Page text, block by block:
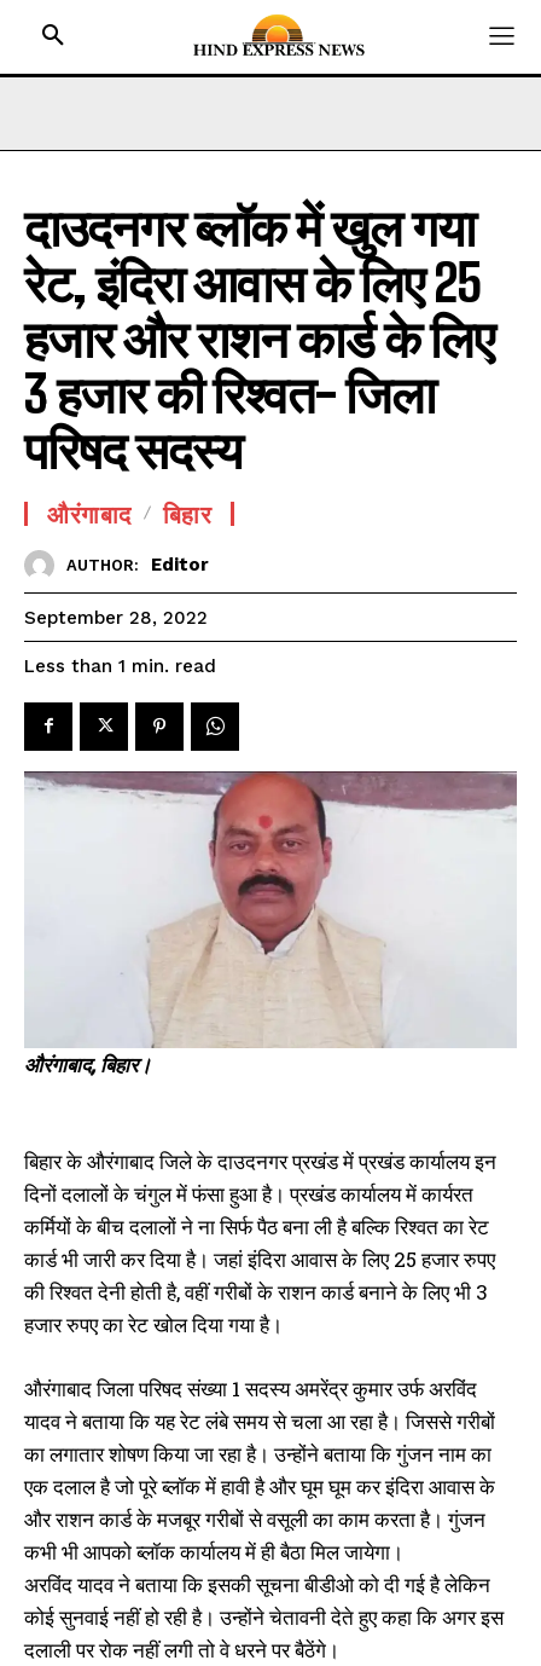
HOME
BIHAR
JHARKHAND
UTTAR PRADESH
MADHYA PRADESH
INTERNATIONAL
NATIONAL NEWS
CRIME NEWS
SPORTS NEWS
TECH NEWS
TOURISM NEWS
SEE PRICING
नए राशन कार्ड के लिए जल्द जमा करें
In "औरंगाबाद"
जमीन मामले में हो रहे भ्रष्टाचार पर
की मांग
May 22, 2025
दाउदनगर ब्लॉक में खुल गया
रेट, इंदिरा आवास के लिए 25
हजार और राशन कार्ड के लिए
3 हजार की रिश्वत- जिला
परिषद सदस्य
औरंगाबाद बिहार
AUTHOR: Editor
September 28, 2022
Less than 1 min. read
औरंगाबाद, बिहार।
बिहार के औरंगाबाद जिले के दाउदनगर प्रखंड में प्रखंड कार्यालय इन
दिनों दलालों के चंगुल में फंसा हुआ है। प्रखंड कार्यालय में कार्यरत
कर्मियों के बीच दलालों ने ना सिर्फ पैठ बना ली है बल्कि रिश्वत का रेट
कार्ड भी जारी कर दिया है। जहां इंदिरा आवास के लिए 25 हजार रुपए
की रिश्वत देनी होती है, वहीं गरीबों के राशन कार्ड बनाने के लिए भी 3
हजार रुपए का रेट खोल दिया गया है।
औरंगाबाद जिला परिषद संख्या 1 सदस्य अमरेंद्र कुमार उर्फ अरविंद
यादव ने बताया कि यह रेट लंबे समय से चला आ रहा है। जिससे गरीबों
का लगातार शोषण किया जा रहा है। उन्होंने बताया कि गुंजन नाम का
एक दलाल है जो पूरे ब्लॉक में हावी है और घूम घूम कर इंदिरा आवास के
और राशन कार्ड के मजबूर गरीबों से वसूली का काम करता है। गुंजन
कभी भी आपको ब्लॉक कार्यालय में ही बैठा मिल जायेगा।
अरविंद यादव ने बताया कि इसकी सूचना बीडीओ को दी गई है लेकिन
कोई सुनवाई नहीं हो रही है। उन्होंने चेतावनी देते हुए कहा कि अगर इस
दलाली पर रोक नहीं लगी तो वे धरने पर बैठेंगे।